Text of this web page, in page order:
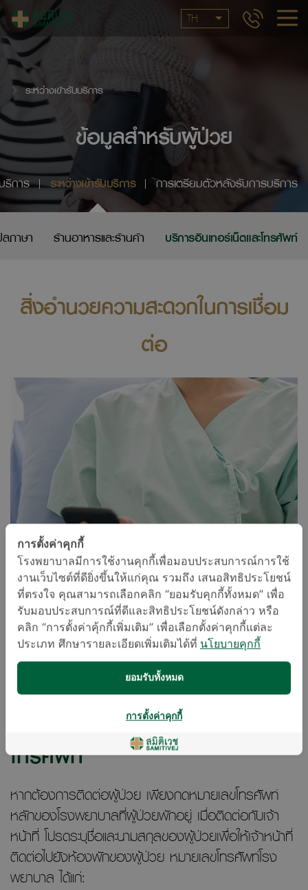
TH
ระหว่างเข้ารับบริการ
ข้อมูลสำหรับผู้ป่วย
ริการ ระหว่างเข้ารับบริการ การเตรียมตัวหลังรับการบริการ
ภาษา ร้านอาหารและร้านค้า บริการอินเทอร์เน็ตและโทรศัพท์
สิ่งอำนวยความสะดวกในการเชื่อม
ต่อ
อินเทอร์เน็ต
เพื่อให้ผู้ป่วยสามารถติดต่อกับเพื่อน ครอบครัว และ
บุคคลอันเป็นที่รักได้ทั่วโลก เราจึงให้บริการอินเทอร์เน็ต
ฟรีตลอดระยะเวลาที่พักอยู่โรงพยาบาล โดยสามารถ
ขอรับชื่อผู้ใช้งานและรหัสผ่านได้ที่ฝ่ายบริการลูกค้า
โทรศัพท์
หากต้องการติดต่อผู้ป่วย เพียงกดหมายเลขโทรศัพท์
หลักของโรงพยาบาลที่ผู้ป่วยพักอยู่ เมื่อติดต่อกับเจ้า
หน้าที่ โปรดระบุชื่อและนามสกุลของผู้ป่วยเพื่อให้เจ้าหน้าที่
ติดต่อไปยังห้องพักของผู้ป่วย หมายเลขโทรศัพท์โรง
พยาบาล ได้แก่:
การตั้งค่าคุกกี้
โรงพยาบาลมีการใช้งานคุกกี้เพื่อมอบประสบการณ์การใช้
งานเว็บไซต์ที่ดียิ่งขึ้นให้แก่คุณ รวมถึง เสนอสิทธิประโยชน์
ที่ตรงใจ คุณสามารถเลือกคลิก “ยอมรับคุกกี้ทั้งหมด” เพื่อ
รับมอบประสบการณ์ที่ดีและสิทธิประโยชน์ดังกล่าว หรือ
คลิก “การตั้งค่าคุ้กกี้เพิ่มเติม” เพื่อเลือกตั้งค่าคุกกี้แต่ละ
ประเภท ศึกษารายละเอียดเพิ่มเติมได้ที่ นโยบายคุกกี้
ยอมรับทั้งหมด
การตั้งค่าคุกกี้